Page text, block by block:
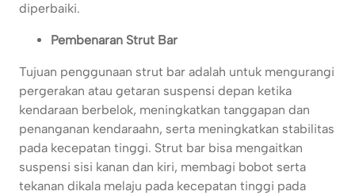
diperbaiki.
Pembenaran Strut Bar
Tujuan penggunaan strut bar adalah untuk mengurangi
pergerakan atau getaran suspensi depan ketika
kendaraan berbelok, meningkatkan tanggapan dan
penanganan kendaraahn, serta meningkatkan stabilitas
pada kecepatan tinggi. Strut bar bisa mengaitkan
suspensi sisi kanan dan kiri, membagi bobot serta
tekanan dikala melaju pada kecepatan tinggi pada